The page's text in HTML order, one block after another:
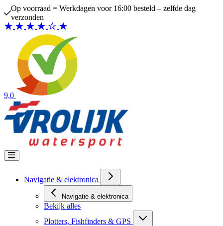
Ga naar de inhoud
Op voorraad = Werkdagen voor 16:00 besteld – zelfde dag
verzonden
9,0
Navigatie & elektronica
Navigatie & elektronica
Bekijk alles
Plotters, Fishfinders & GPS